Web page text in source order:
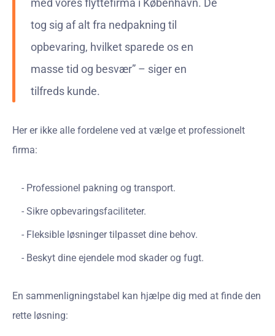
med vores flyttefirma i København. De
tog sig af alt fra nedpakning til
opbevaring, hvilket sparede os en
masse tid og besvær” – siger en
tilfreds kunde.
Her er ikke alle fordelene ved at vælge et professionelt
firma:
Professionel pakning og transport.
Sikre opbevaringsfaciliteter.
Fleksible løsninger tilpasset dine behov.
Beskyt dine ejendele mod skader og fugt.
En sammenligningstabel kan hjælpe dig med at finde den
rette løsning: